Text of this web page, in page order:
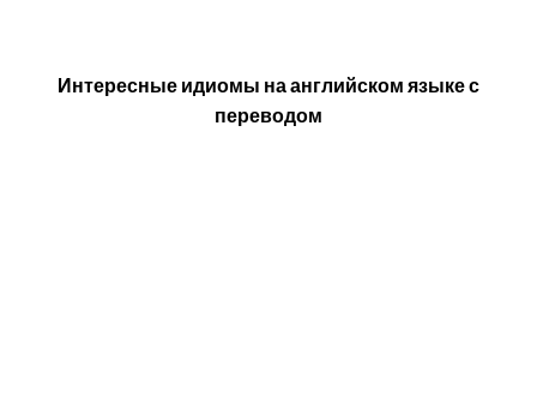
Интересные идиомы на английском языке с
переводом